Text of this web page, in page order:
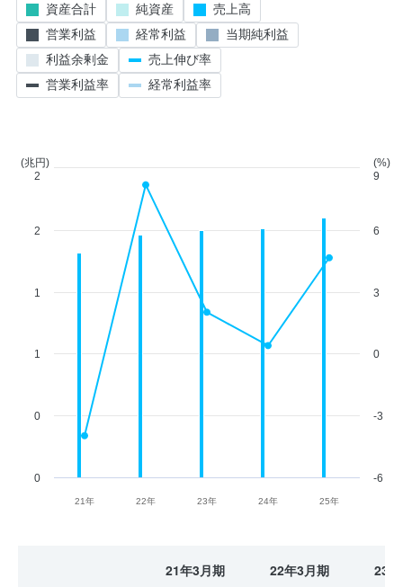
21年 22年 23年 24年 25年
0
0
1
1
2
(兆円)
2
-6
-3
0
3
6
(%)
9
資産合計 純資産
売上高
営業利益
経常利益
当期純利益
利益余剰金
売上伸び率
営業利益率
経常利益率
21年3月期 22年3月期 23